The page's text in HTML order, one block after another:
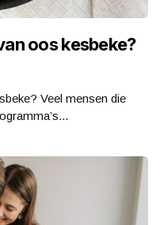
oos kesbeke?
Veel mensen die